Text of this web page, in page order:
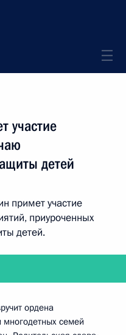
участие
детей
примет участие
приуроченных
детей.
ордена
многодетных семей